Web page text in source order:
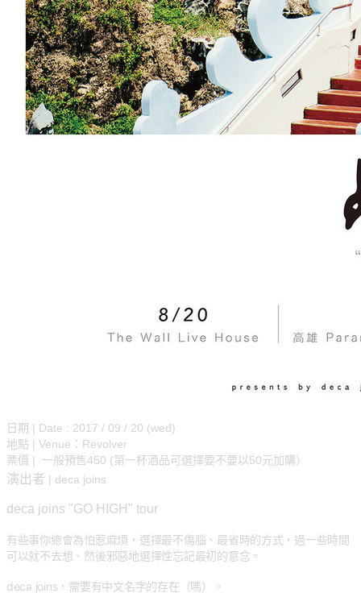
日期 | Date : 2017 / 09 / 20 (wed)
地點 | Venue：Revolver
票價 | 一般預售450 (第一杯酒品可選擇要不要以50元加購）
演出者 | deca joins
deca joins "GO HIGH" tour
有些事你總會為怕惹麻煩，選擇最不傷腦、最省時的方式，過一些時間
可以就不去想、然後邪惡地選擇性忘記最初的意念。
deca joins，需要有中文名字的存在（嗎）。